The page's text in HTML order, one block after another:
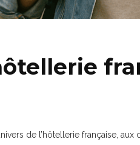
de l’hôtellerie française,